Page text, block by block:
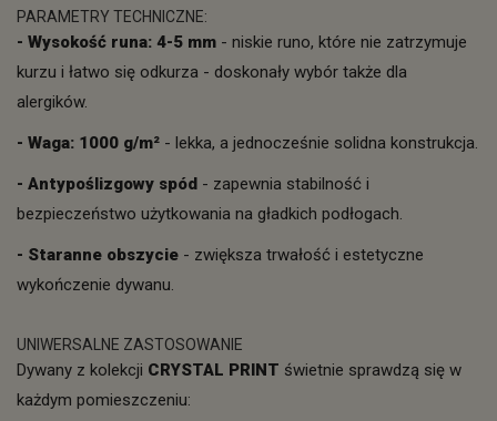
PARAMETRY TECHNICZNE:
- Wysokość runa: 4-5 mm - niskie runo, które nie zatrzymuje
kurzu i łatwo się odkurza - doskonały wybór także dla
alergików.
- Waga: 1000 g/m² - lekka, a jednocześnie solidna konstrukcja.
- Antypoślizgowy spód - zapewnia stabilność i
bezpieczeństwo użytkowania na gładkich podłogach.
- Staranne obszycie - zwiększa trwałość i estetyczne
wykończenie dywanu.
UNIWERSALNE ZASTOSOWANIE
Dywany z kolekcji CRYSTAL PRINT świetnie sprawdzą się w
każdym pomieszczeniu: